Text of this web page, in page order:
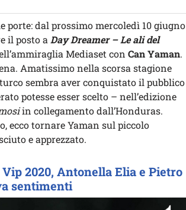
porte: dal prossimo mercoledì 10 giugno
il posto a Day Dreamer – Le ali del
Mediaset con Can Yaman.
Amatissimo nella scorsa stagione
turco sembra aver conquistato il pubblico
potesse esser scelto – nell’edizione
in collegamento dall’Honduras.
ecco tornare Yaman sul piccolo
e apprezzato.
2020, Antonella Elia e Pietro
sentimenti